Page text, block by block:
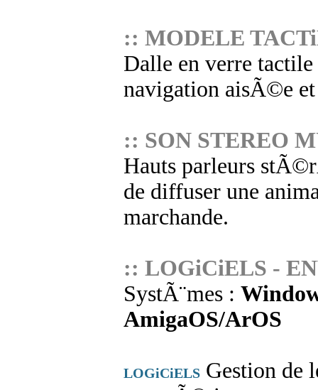
:: MODELE
Dalle en verre
navigation aisÃ©e
:: SON STEREO
Hauts parleurs
de diffuser une
marchande.
:: LOGiCiELS -
SystÃ¨mes :
AmigaOS/ArOS
LOGiCiELS Gestion de